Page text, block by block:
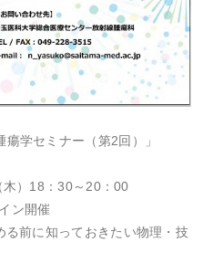
学セミナー（第2回）」
18：30～20：00
ン開催
に知っておきたい物理・技